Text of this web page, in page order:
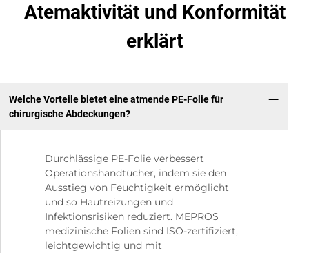
Atemaktivität und Konformität
erklärt
Welche Vorteile bietet eine atmende PE-Folie für
chirurgische Abdeckungen?
Durchlässige PE-Folie verbessert
Operationshandtücher, indem sie den
Ausstieg von Feuchtigkeit ermöglicht
und so Hautreizungen und
Infektionsrisiken reduziert. MEPROS
medizinische Folien sind ISO-zertifiziert,
leichtgewichtig und mit